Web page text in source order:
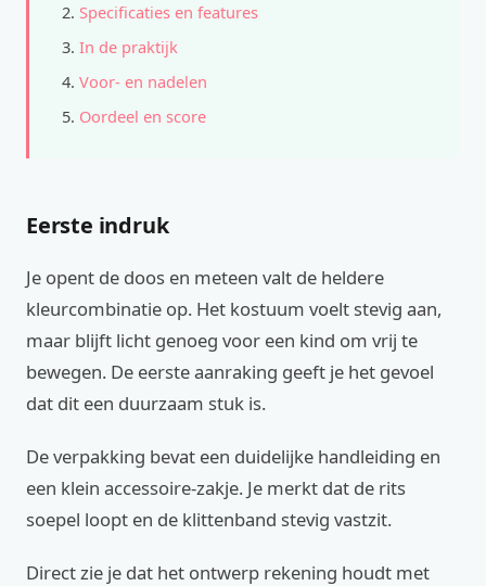
Specificaties en features
In de praktijk
Voor- en nadelen
Oordeel en score
Eerste indruk
Je opent de doos en meteen valt de heldere
kleurcombinatie op. Het kostuum voelt stevig aan,
maar blijft licht genoeg voor een kind om vrij te
bewegen. De eerste aanraking geeft je het gevoel
dat dit een duurzaam stuk is.
De verpakking bevat een duidelijke handleiding en
een klein accessoire‑zakje. Je merkt dat de rits
soepel loopt en de klittenband stevig vastzit.
Direct zie je dat het ontwerp rekening houdt met